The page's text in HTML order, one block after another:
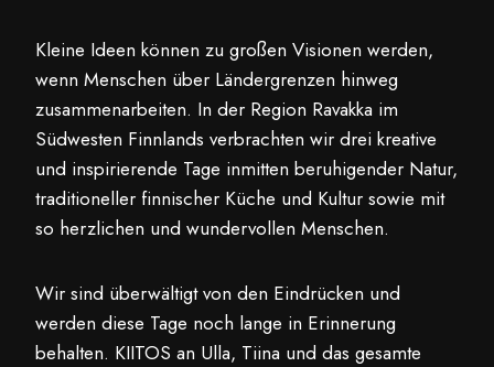
Kleine Ideen können zu großen Visionen werden,
wenn Menschen über Ländergrenzen hinweg
zusammenarbeiten. In der Region Ravakka im
Südwesten Finnlands verbrachten wir drei kreative
und inspirierende Tage inmitten beruhigender Natur,
traditioneller finnischer Küche und Kultur sowie mit
so herzlichen und wundervollen Menschen.
Wir sind überwältigt von den Eindrücken und
werden diese Tage noch lange in Erinnerung
behalten. KIITOS an Ulla, Tiina und das gesamte